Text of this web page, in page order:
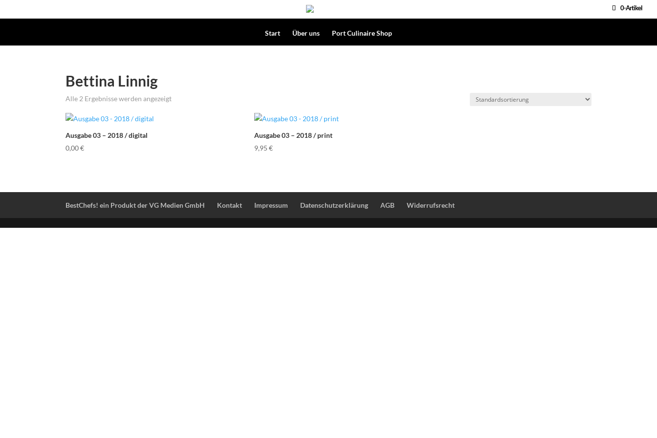
0-Artikel
Start Über uns Port Culinaire Shop
Bettina Linnig
Alle 2 Ergebnisse werden angezeigt
Ausgabe 03 – 2018 / digital
0,00€
Ausgabe 03 – 2018 / print
9,95 €
BestChefs! ein Produkt der VG Medien GmbH Kontakt Impressum Datenschutzerklärung AGB Widerrufsrecht